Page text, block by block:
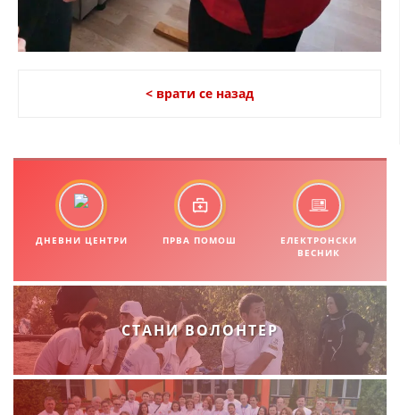
ИСТРАЖУВАЊЕ НА ЈАВНО МИСЛЕЊЕ
МЕЃУНАРОДНА СОРАБОТКА
ЗДРАВСТВЕНО ПРЕВЕНТИВНА ДЕЈНОСТ
ПРВА ПОМОШ
КРВОДАРИТЕЛСТВО
МЕНАЏМЕНТ НА ВОЛОНТЕРИ
ЗА НАС
< врати се назад
ДНЕВНИ ЦЕНТРИ ПРВА ПОМОШ
ЕЛЕКТРОНСКИ
ВЕСНИК
СТАНИ ВОЛОНТЕР